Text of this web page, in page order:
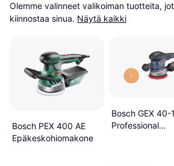
Olemme valinneet valikoiman tuotteita,
kiinnostaa sinua. Näytä kaikki
Bosch PEX 400 AE
Epäkeskohiomakone
Bosch GEX 40-
Professional